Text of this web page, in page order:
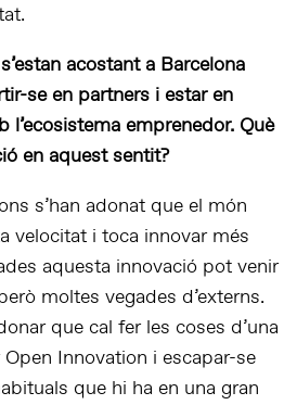
acostant a Barcelona
se en partners i estar en
l’ecosistema emprenedor. Què
en aquest sentit?
s’han adonat que el món
velocitat i toca innovar més
aquesta innovació pot venir
moltes vegades d’externs.
que cal fer les coses d’una
Innovation i escapar-se
que hi ha en una gran